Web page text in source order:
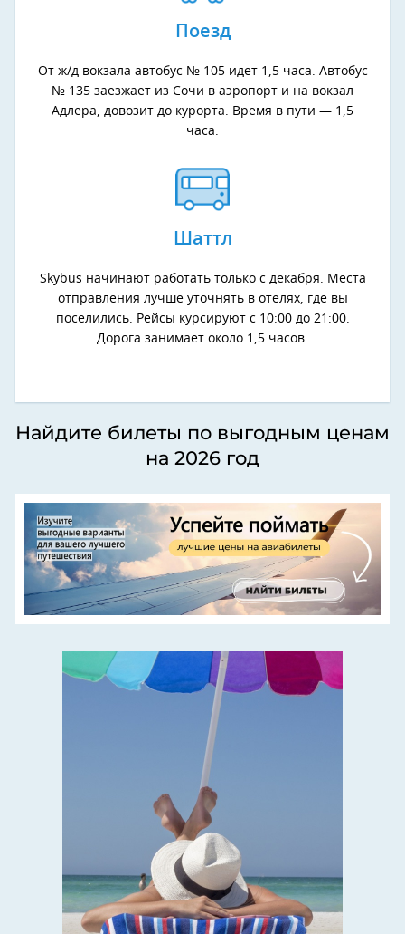
Поезд
От ж/д вокзала автобус № 105 идет 1,5 часа. Автобус
№ 135 заезжает из Сочи в аэропорт и на вокзал
Адлера, довозит до курорта. Время в пути — 1,5
часа.
Шаттл
Skybus начинают работать только с декабря. Места
отправления лучше уточнять в отелях, где вы
поселились. Рейсы курсируют с 10:00 до 21:00.
Дорога занимает около 1,5 часов.
Найдите билеты по выгодным ценам
на 2026 год